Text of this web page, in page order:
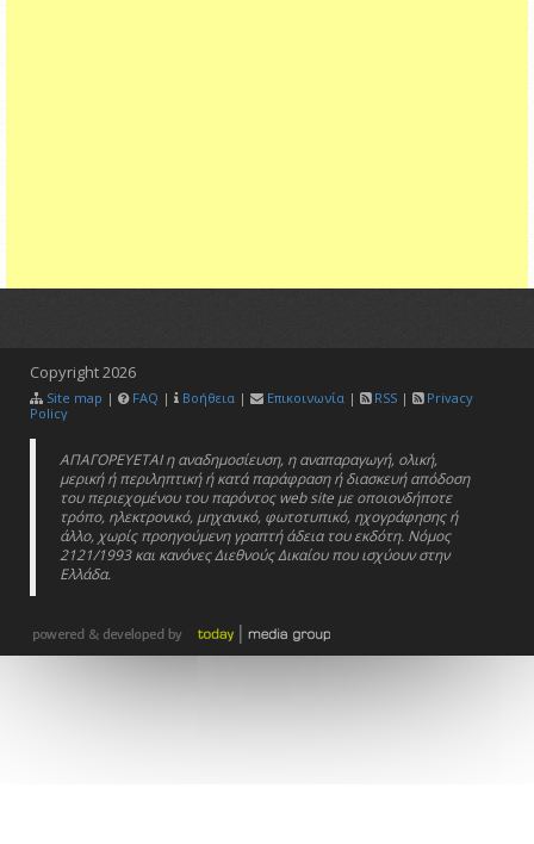
Copyright2026
Site map | FAQ | Βοήθεια | Επικοινωνία | RSS |
Privacy
Policy
ΑΠΑΓΟΡΕΥΕΤΑΙ η αναδημοσίευση, η αναπαραγωγή, ολική,
μερική ή περιληπτική ή κατά παράφραση ή διασκευή απόδοση
του περιεχομένου του παρόντος web site με οποιονδήποτε
τρόπο, ηλεκτρονικό, μηχανικό, φωτοτυπικό, ηχογράφησης ή
άλλο, χωρίς προηγούμενη γραπτή άδεια του εκδότη. Νόμος
2121/1993 και κανόνες Διεθνούς Δικαίου που ισχύουν στην
Ελλάδα.